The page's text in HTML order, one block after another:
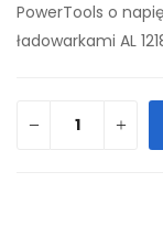
PowerTools o
ładowarkami AL